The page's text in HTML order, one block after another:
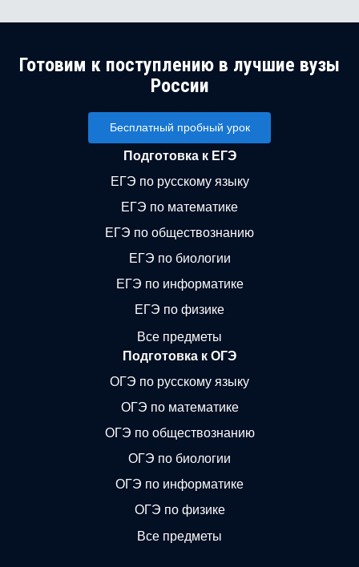
Готовим к поступлению в лучшие вузы
России
Бесплатный пробный урок
Подготовка к ЕГЭ
ЕГЭ по русскому языку
ЕГЭ по математике
ЕГЭ по обществознанию
ЕГЭ по биологии
ЕГЭ по информатике
ЕГЭ по физике
Все предметы
Подготовка к ОГЭ
ОГЭ по русскому языку
ОГЭ по математике
ОГЭ по обществознанию
ОГЭ по биологии
ОГЭ по информатике
ОГЭ по физике
Все предметы